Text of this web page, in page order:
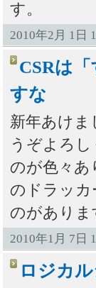
す。
2010年2月 1日
CSRは
すな
新年あけま
うぞよろ
のが色々あ
のドラッカ
のがありま
2010年1月 7日
ロジカ